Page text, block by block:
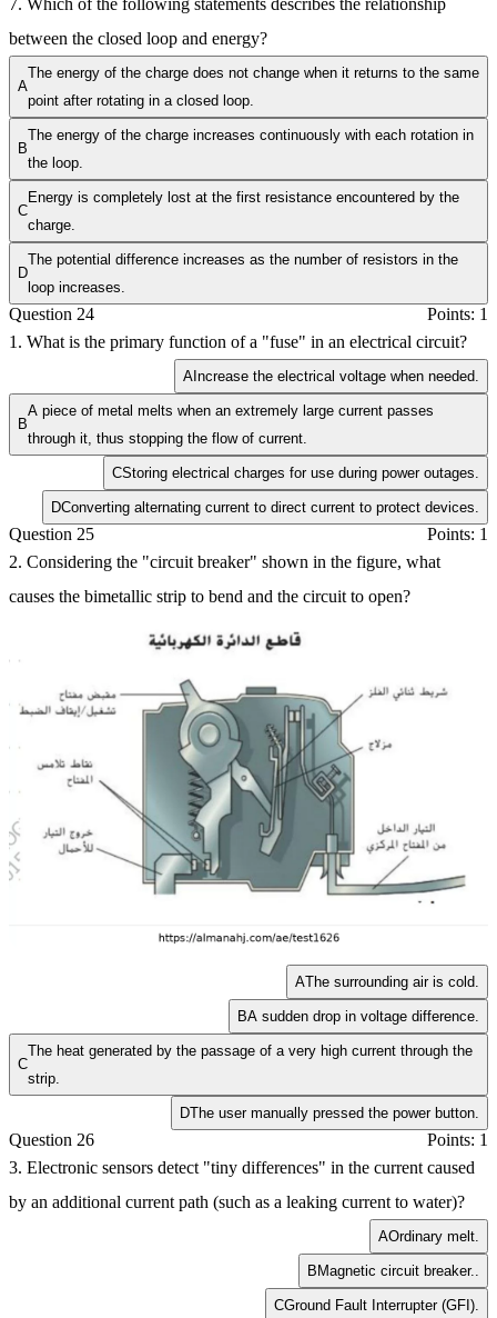
between the closed loop and energy?
A
The energy of the charge does not change when it returns to the same
point after rotating in a closed loop.
B
The energy of the charge increases continuously with each rotation in
the loop.
C
Energy is completely lost at the first resistance encountered by the
charge.
D
The potential difference increases as the number of resistors in the
loop increases.
Question 24
Points: 1
1. What is the primary function of a "fuse" in an electrical circuit?
AIncrease the electrical voltage when needed.
B
A piece of metal melts when an extremely large current passes
through it, thus stopping the flow of current.
CStoring electrical charges for use during power outages.
DConverting alternating current to direct current to protect devices.
Question 25
Points: 1
2. Considering the "circuit breaker" shown in the figure, what
causes the bimetallic strip to bend and the circuit to open?
AThe surrounding air is cold.
BA sudden drop in voltage difference.
C
The heat generated by the passage of a very high current through the
strip.
DThe user manually pressed the power button.
Question 26
Points: 1
3. Electronic sensors detect "tiny differences" in the current caused
by an additional current path (such as a leaking current to water)?
AOrdinary melt.
BMagnetic circuit breaker..
CGround Fault Interrupter (GFI).